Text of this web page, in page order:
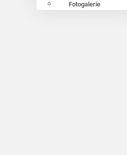
Fotogalerie